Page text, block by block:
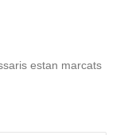
estan marcats